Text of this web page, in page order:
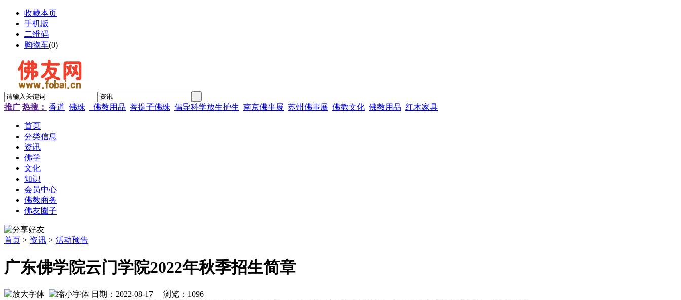
收藏本页
手机版
二维码
购物车(0)
推广 热搜： 香道 佛珠 _佛教用品 菩提子佛珠 倡导科学放生护生 南京佛事展 苏州佛事展 佛教文化 佛教用品 红木家具
首页
分类信息
资讯
佛学
文化
知识
会员中心
佛教商务
佛友圈子
首页 > 资讯 > 活动预告
广东佛学院云门学院2022年秋季招生简章
日期：2022-08-17 浏览： 1096